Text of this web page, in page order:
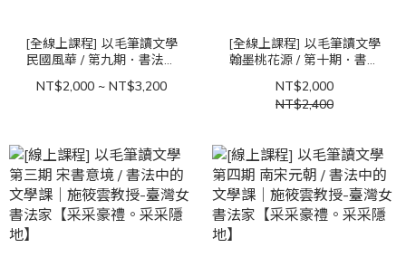
[全線上課程] 以毛筆讀文學
民國風華 / 第九期．書法中
的文學課｜施筱雲教授-臺灣
女書法家【梅林隱地。采采
NT$2,000 ~ NT$3,200
[全線上課程] 以毛筆讀文學
翰墨桃花源 / 第十期．書法
中的文學課｜施筱雲教授-臺
灣女書法家【梅林隱地。采
采豪禮】
NT$2,000
NT$2,400